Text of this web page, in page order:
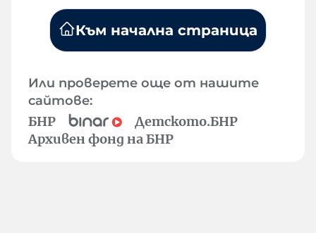
Към начална страница
Или проверете още от нашите
сайтове:
БНР
Детското.БНР
Архивен фонд на БНР